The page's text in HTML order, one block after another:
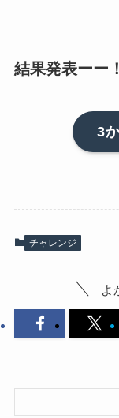
結果発表ーー
3
チャレンジ
よ